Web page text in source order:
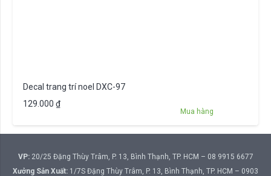
Decal trang trí noel DXC-97
129.000 ₫
Mua hàng
VP:20/25 Đặng Thùy Trâm, P. 13, Bình Thạnh, TP. HCM – 08 9915 6677
Xưởng Sản Xuất: 1/7S Đặng Thùy Trâm, P. 13, Bình Thạnh, TP. HCM – 0903